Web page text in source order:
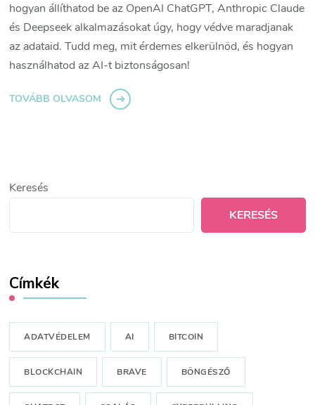
hogyan állíthatod be az OpenAI ChatGPT, Anthropic Claude
és Deepseek alkalmazásokat úgy, hogy védve maradjanak
az adataid. Tudd meg, mit érdemes elkerülnöd, és hogyan
használhatod az AI-t biztonságosan!
TOVÁBB OLVASOM
Keresés
KERESÉS
Címkék
ADATVÉDELEM AI BITCOIN
BLOCKCHAIN BRAVE BÖNGÉSZŐ